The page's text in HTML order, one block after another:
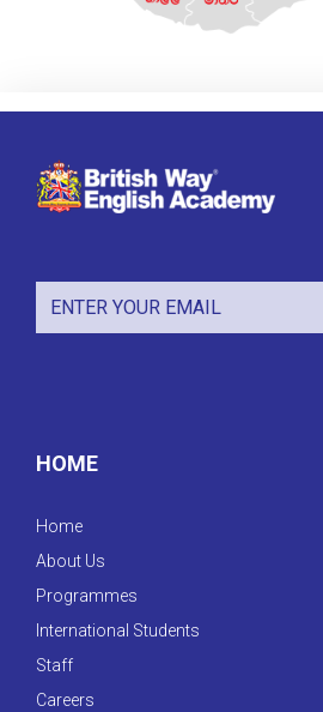
HOME
Home
About Us
Programmes
International Students
Staff
Careers